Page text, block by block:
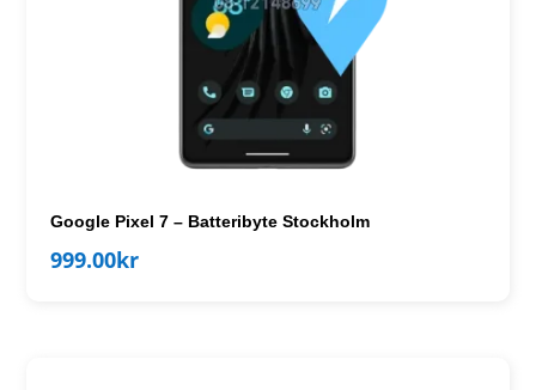
Google Pixel 7 – Batteribyte Stockholm
999.00kr